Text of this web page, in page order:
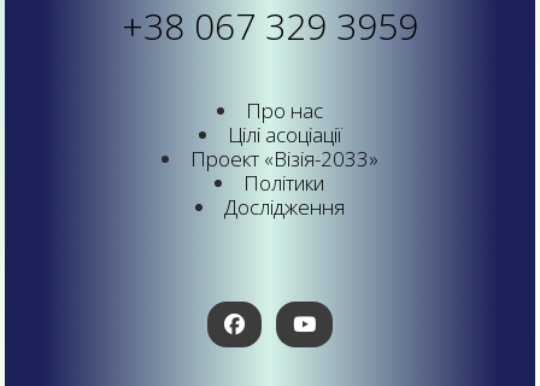
+38 067 329 3959
Про нас
Цілі асоціації
Проект «Візія-2033»
Політики
Дослідження